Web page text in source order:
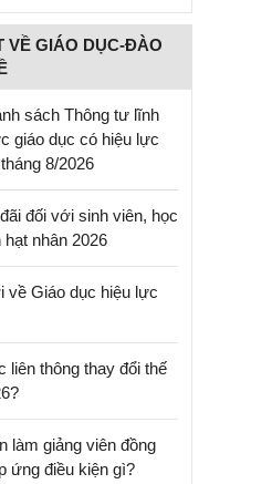
VỀ GIÁO DỤC-ĐÀO
sách Thông tư lĩnh
giáo dục có hiệu lực
8/2026
đối với sinh viên, học
hạt nhân 2026
về Giáo dục hiệu lực
liên thông thay đổi thế
làm giảng viên đồng
ứng điều kiện gì?